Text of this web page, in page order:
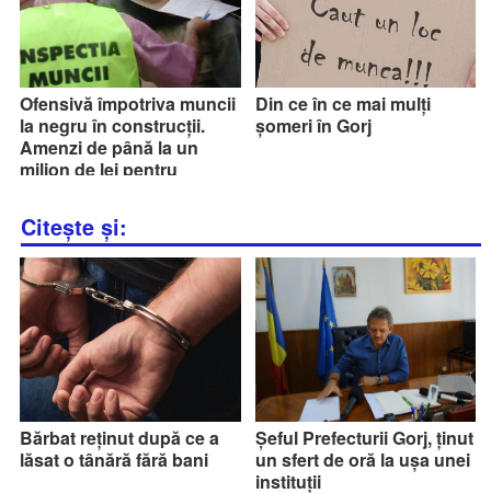
Ofensivă împotriva muncii
la negru în construcții.
Amenzi de până la un
milion de lei pentru
Din ce în ce mai mulți
șomeri în Gorj
Citește și:
Bărbat reținut după ce a
lăsat o tânără fără bani
Șeful Prefecturii Gorj, ținut
un sfert de oră la ușa unei
instituții